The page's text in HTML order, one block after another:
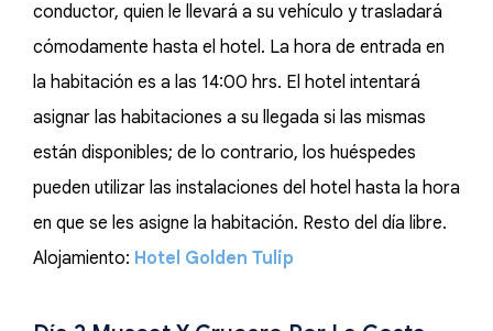
conductor, quien le llevará a su vehículo y trasladará
cómodamente hasta el hotel. La hora de entrada en
la habitación es a las 14:00 hrs. El hotel intentará
asignar las habitaciones a su llegada si las mismas
están disponibles; de lo contrario, los huéspedes
pueden utilizar las instalaciones del hotel hasta la hora
en que se les asigne la habitación. Resto del día libre.
Alojamiento: Hotel Golden Tulip